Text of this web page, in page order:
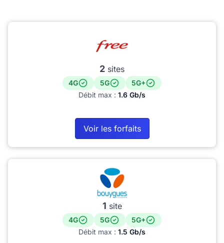
2 sites
4G 5G
5G+
Débit max : 1.6 Gb/s
Voir les forfaits
1 site
4G 5G
5G+
Débit max : 1.5 Gb/s